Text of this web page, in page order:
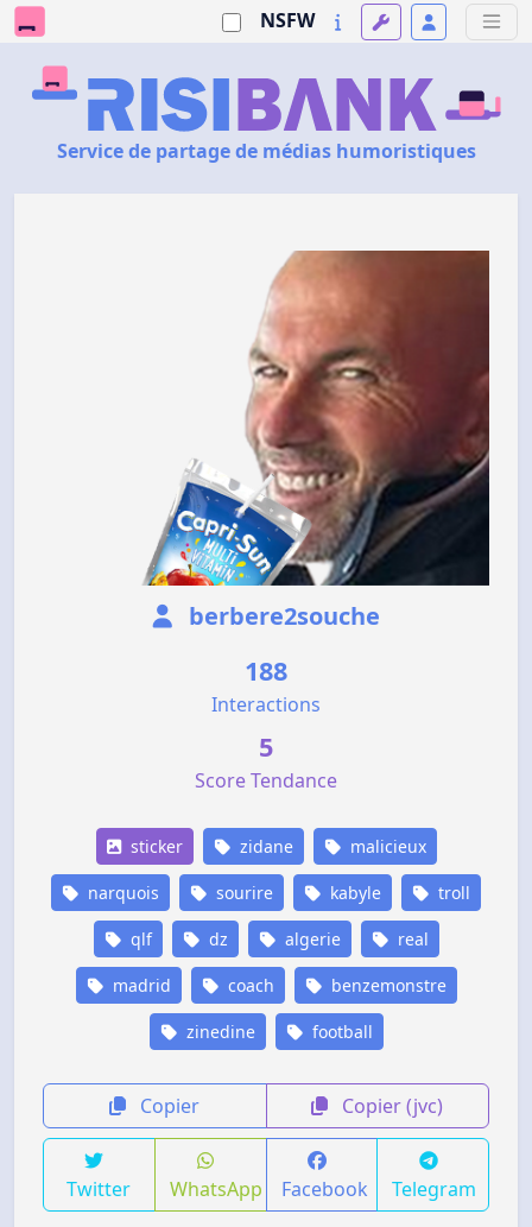
NSFW
Service de partage de médias humoristiques
berbere2souche
188
Interactions
5
Score Tendance
sticker zidane malicieux
narquois sourire kabyle troll
qlf dz algerie real
madrid coach benzemonstre
zinedine football
Copier Copier (jvc)
Twitter WhatsApp Facebook Telegram